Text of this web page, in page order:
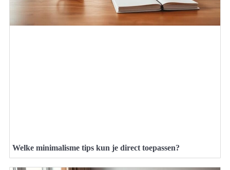
Welke minimalisme tips kun je direct toepassen?